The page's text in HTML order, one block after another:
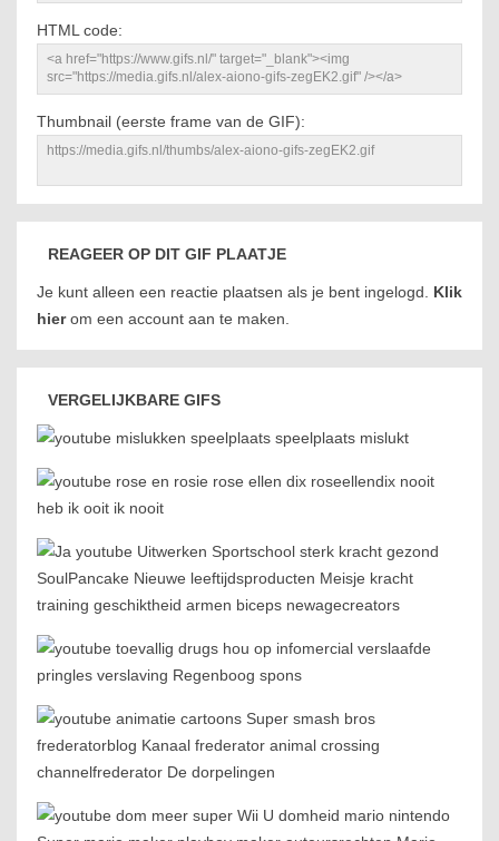
HTML code:
Thumbnail (eerste frame van de GIF):
REAGEER OP DIT GIF PLAATJE
Je kunt alleen een reactie plaatsen als je bent ingelogd. Klik
hierom een account aan te maken.
VERGELIJKBARE GIFS